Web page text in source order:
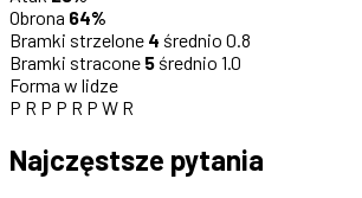
Obrona 64%
Bramki strzelone 4 średnio 0.8
Bramki stracone 5 średnio 1.0
Forma w lidze
P R P P R P W R
Najczęstsze pytania